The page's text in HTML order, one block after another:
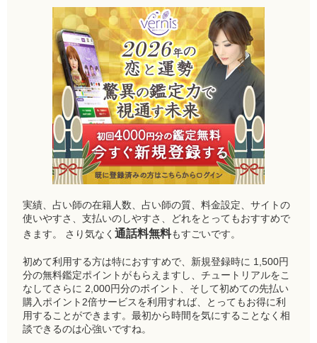
実績、占い師の在籍人数、占い師の質、料金設定、サイトの
使いやすさ、支払いのしやすさ、どれをとってもおすすめで
きます。 さり気なく通話料無料もすごいです。
初めて利用する方は特におすすめで、新規登録時に 1,500円
分の無料鑑定ポイントがもらえますし、チュートリアルをこ
なしてさらに 2,000円分のポイント、そして初めての先払い
購入ポイント2倍サービスを利用すれば、とってもお得に利
用することができます。最初から時間を気にすることなく相
談できるのは心強いですね。